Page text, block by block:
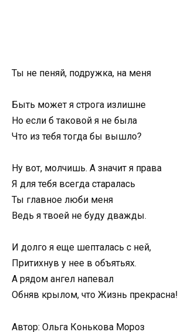
Ты не пеняй, подружка, на меня
Быть может я строга излишне
Но если б таковой я не была
Что из тебя тогда бы вышло?
Ну вот, молчишь. А значит я права
Я для тебя всегда старалась
Ты главное люби меня
Ведь я твоей не буду дважды.
И долго я еще шепталась с ней,
Притихнув у нее в объятьях.
А рядом ангел напевал
Обняв крылом, что Жизнь прекрасна!
Автор: Ольга Конькова Мороз